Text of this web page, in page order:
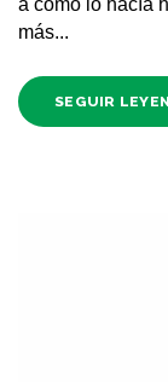
a como lo hacía
más...
SEGUIR